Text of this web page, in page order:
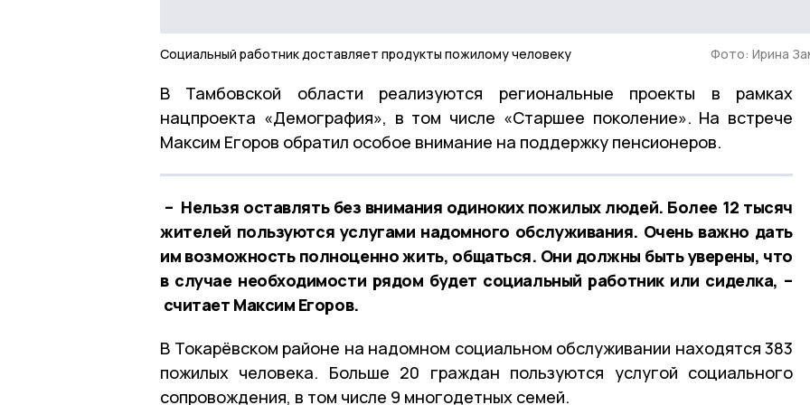
Социальный работник доставляет продукты пожилому человеку Фото: Ирина
В Тамбовской области реализуются региональные проекты в рамках
нацпроекта «Демография», в том числе «Старшее поколение». На встрече
Максим Егоров обратил особое внимание на поддержку пенсионеров.
– Нельзя оставлять без внимания одиноких пожилых людей. Более 12 тысяч
жителей пользуются услугами надомного обслуживания. Очень важно дать
им возможность полноценно жить, общаться. Они должны быть уверены, что
в случае необходимости рядом будет социальный работник или сиделка, –
считает Максим Егоров.
В Токарёвском районе на надомном социальном обслуживании находятся 383
пожилых человека. Больше 20 граждан пользуются услугой социального
сопровождения, в том числе 9 многодетных семей.